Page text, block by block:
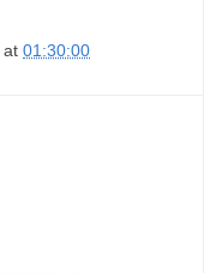
at 01:30:00